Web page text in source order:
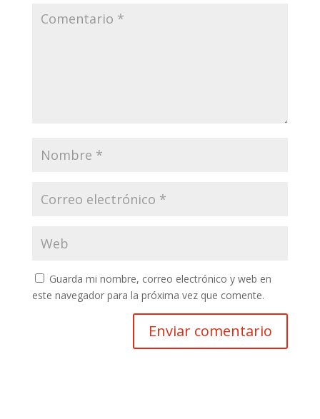
Guarda mi nombre, correo electrónico y web en
este navegador para la próxima vez que comente.